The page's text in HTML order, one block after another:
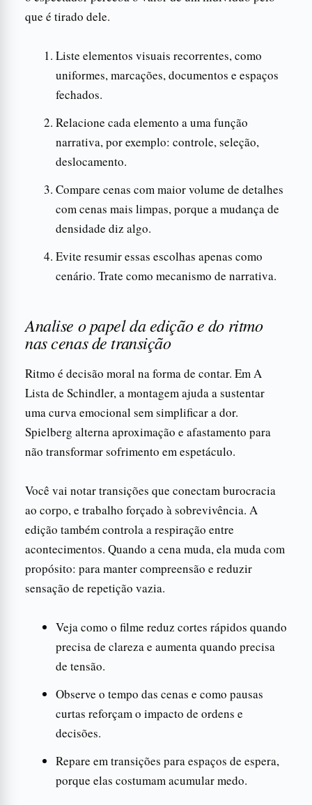
que é tirado dele.
Liste elementos visuais recorrentes, como
uniformes, marcações, documentos e espaços
fechados.
Relacione cada elemento a uma função
narrativa, por exemplo: controle, seleção,
deslocamento.
Compare cenas com maior volume de detalhes
com cenas mais limpas, porque a mudança de
densidade diz algo.
Evite resumir essas escolhas apenas como
cenário. Trate como mecanismo de narrativa.
Analise o papel da edição e do ritmo
nas cenas de transição
Ritmo é decisão moral na forma de contar. Em A
Lista de Schindler, a montagem ajuda a sustentar
uma curva emocional sem simplificar a dor.
Spielberg alterna aproximação e afastamento para
não transformar sofrimento em espetáculo.
Você vai notar transições que conectam burocracia
ao corpo, e trabalho forçado à sobrevivência. A
edição também controla a respiração entre
acontecimentos. Quando a cena muda, ela muda com
propósito: para manter compreensão e reduzir
sensação de repetição vazia.
Veja como o filme reduz cortes rápidos quando
precisa de clareza e aumenta quando precisa
de tensão.
Observe o tempo das cenas e como pausas
curtas reforçam o impacto de ordens e
decisões.
Repare em transições para espaços de espera,
porque elas costumam acumular medo.